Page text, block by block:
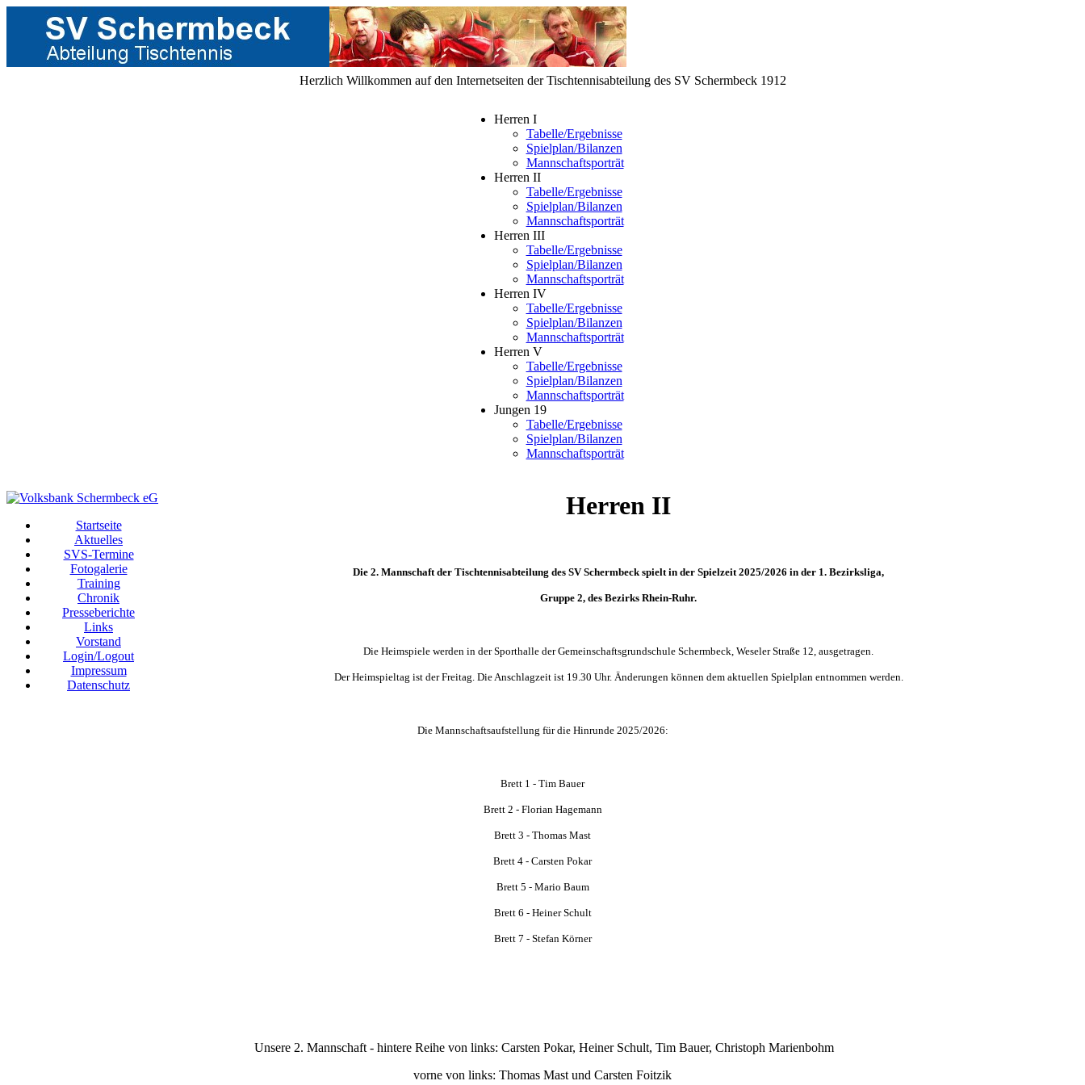
Herzlich Willkommen auf den Internetseiten der Tischtennisabteilung des SV Schermbeck 1912
Herren I
Tabelle/Ergebnisse
Spielplan/Bilanzen
Mannschaftsporträt
Herren II
Tabelle/Ergebnisse
Spielplan/Bilanzen
Mannschaftsporträt
Herren III
Tabelle/Ergebnisse
Spielplan/Bilanzen
Mannschaftsporträt
Herren IV
Tabelle/Ergebnisse
Spielplan/Bilanzen
Mannschaftsporträt
Herren V
Tabelle/Ergebnisse
Spielplan/Bilanzen
Mannschaftsporträt
Jungen 19
Tabelle/Ergebnisse
Spielplan/Bilanzen
Mannschaftsporträt
Startseite
Aktuelles
SVS-Termine
Fotogalerie
Training
Chronik
Presseberichte
Links
Vorstand
Login/Logout
Impressum
Datenschutz
Herren II
Die 2. Mannschaft der Tischtennisabteilung des SV Schermbeck spielt in der Spielzeit 2025/2026 in der 1. Bezirksliga,
Gruppe 2, des Bezirks Rhein-Ruhr.
Die Heimspiele werden in der Sporthalle der Gemeinschaftsgrundschule Schermbeck, Weseler Straße 12, ausgetragen.
Der Heimspieltag ist der Freitag. Die Anschlagzeit ist 19.30 Uhr. Änderungen können dem aktuellen Spielplan entnommen werden.
Die Mannschaftsaufstellung für die Hinrunde 2025/2026:
Brett 1 - Tim Bauer
Brett 2 - Florian Hagemann
Brett 3 - Thomas Mast
Brett 4 - Carsten Pokar
Brett 5 - Mario Baum
Brett 6 - Heiner Schult
Brett 7 - Stefan Körner
Unsere 2. Mannschaft - hintere Reihe von links: Carsten Pokar, Heiner Schult, Tim Bauer, Christoph Marienbohm
vorne von links: Thomas Mast und Carsten Foitzik